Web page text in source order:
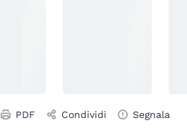
PDF Condividi Segnala